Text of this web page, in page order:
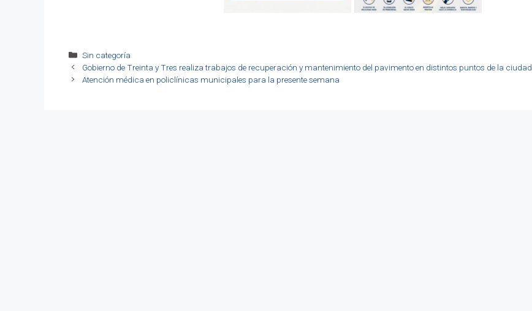
Categorías
Sin categoría
Gobierno de Treinta y Tres realiza trabajos de recuperación y mantenimiento del pavimento en distintos puntos de la ciudad.
Atención médica en policlínicas municipales para la presente semana